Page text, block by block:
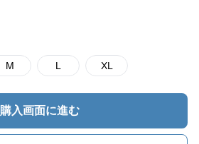
M L XL
購入画面に進む